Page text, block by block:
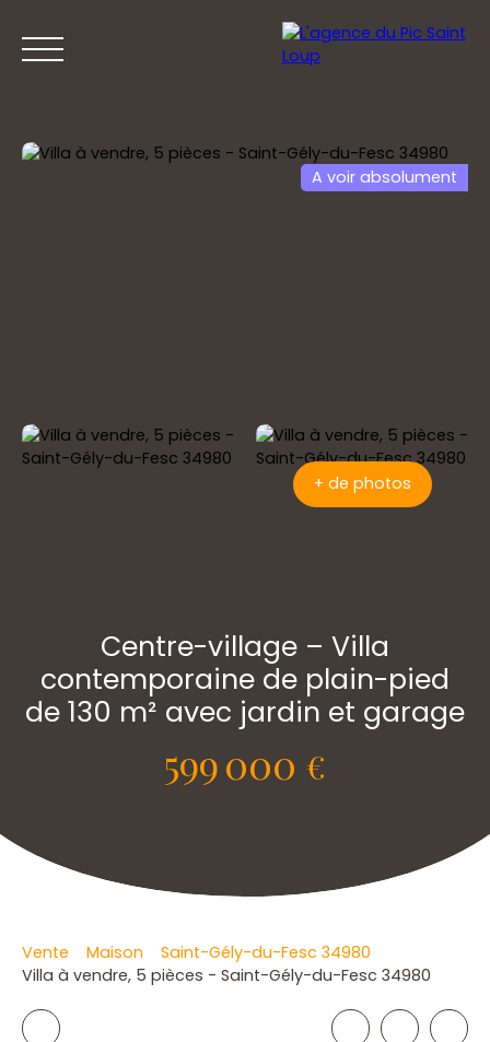
A voir absolument
+ de photos
Centre-village – Villa
contemporaine de plain-pied
de 130 m² avec jardin et garage
599 000 €
Vente Maison
Saint-Gély-du-Fesc 34980
Villa à vendre, 5 pièces - Saint-Gély-du-Fesc 34980